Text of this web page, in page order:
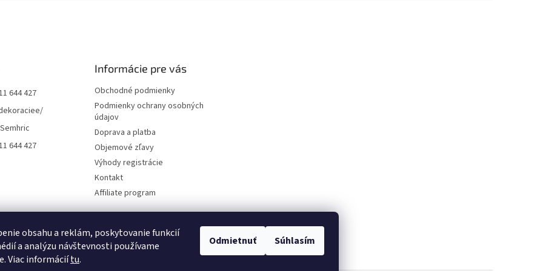
obsahu a reklám, poskytovanie funkcií
a analýzu návštevnosti používame
Viac informáciítu.
Odmietnuť Súhlasím
644 427
644 427
Informácie pre vás
Obchodné podmienky
Podmienky ochrany osobných
údajov
Doprava a platba
Objemové zľavy
Výhody registrácie
Kontakt
Affiliate program